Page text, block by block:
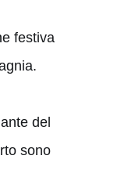
festiva
del
sono